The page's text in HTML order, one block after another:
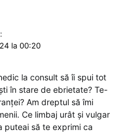
la 00:20
la consult să îi spui tot
în stare de ebrietate? Te-
Am dreptul să îmi
Ce limbaj urât și vulgar
puteai să te exprimi ca